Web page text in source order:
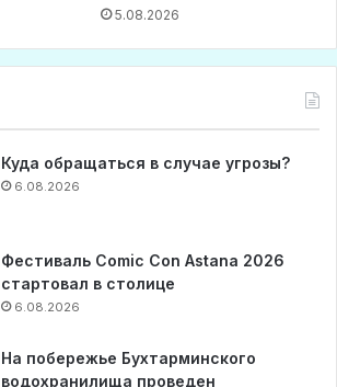
5.08.2026
Куда обращаться в случае угрозы?
6.08.2026
Фестиваль Comic Con Astana 2026
стартовал в столице
6.08.2026
На побережье Бухтарминского
водохранилища проведен